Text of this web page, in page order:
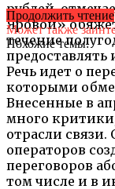
рублей,
Яровой»
течение
Речь идет о
которыми
Внесенные в
много
отрасли связи.
операторов
переговоров
том числе и в
Продолжить чтение
Может также
Похожие темы: